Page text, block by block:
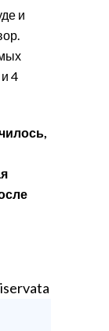
и
4